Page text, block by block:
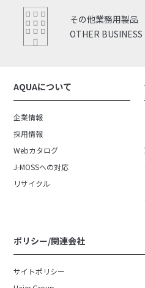
OTHER
その他業務用製品
AQUAについて
企業情報
採用情報
Webカタログ
J-MOSSへの対応
リサイクル
ポリシー/関連会社
サイトポリシー